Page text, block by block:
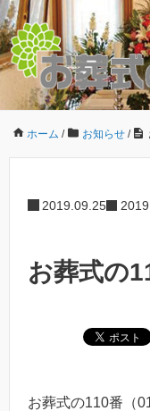
ホーム / お知らせ /
2019.09.25
お葬式の
お葬式の110番（